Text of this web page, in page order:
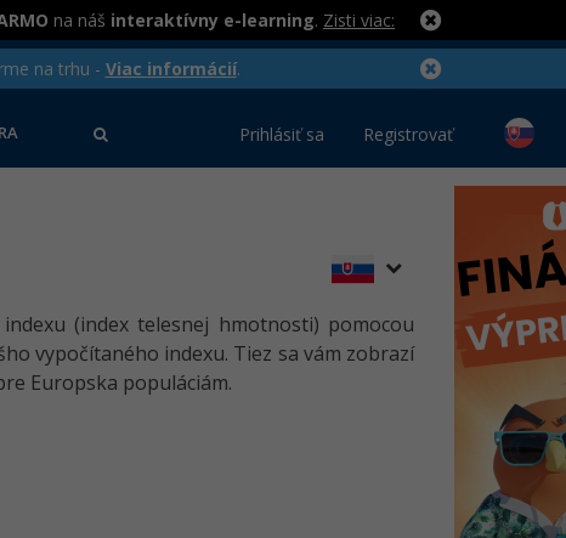
na náš interaktívny e-learning. Zisti viac:
na trhu - Viac informácií.
Prihlásiť sa Registrovať
(index telesnej hmotnosti) pomocou
vypočítaného indexu. Tiez sa vám zobrazí
Europska populáciám.